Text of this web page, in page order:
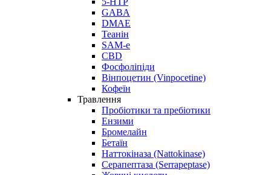
GABA
DMAE
Теанін
SAM-e
CBD
Фосфоліпіди
Вінпоцетин (Vinpocetine)
Кофеїн
Травлення
Пробіотики та пребіотики
Ензими
Бромелайн
Бетаїн
Наттокіназа (Nattokinase)
Серапептаза (Serrapeptase)